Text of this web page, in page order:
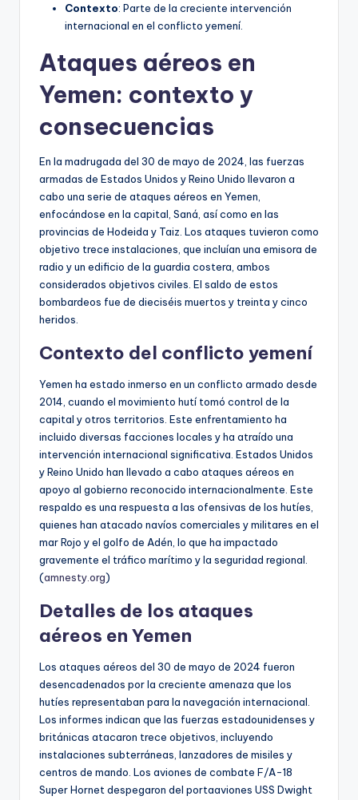
Contexto: Parte de la creciente intervención
internacional en el conflicto yemení.
Ataques aéreos en
Yemen: contexto y
consecuencias
En la madrugada del 30 de mayo de 2024, las fuerzas
armadas de Estados Unidos y Reino Unido llevaron a
cabo una serie de ataques aéreos en Yemen,
enfocándose en la capital, Saná, así como en las
provincias de Hodeida y Taiz. Los ataques tuvieron como
objetivo trece instalaciones, que incluían una emisora de
radio y un edificio de la guardia costera, ambos
considerados objetivos civiles. El saldo de estos
bombardeos fue de dieciséis muertos y treinta y cinco
heridos.
Contexto del conflicto yemení
Yemen ha estado inmerso en un conflicto armado desde
2014, cuando el movimiento hutí tomó control de la
capital y otros territorios. Este enfrentamiento ha
incluido diversas facciones locales y ha atraído una
intervención internacional significativa. Estados Unidos
y Reino Unido han llevado a cabo ataques aéreos en
apoyo al gobierno reconocido internacionalmente. Este
respaldo es una respuesta a las ofensivas de los hutíes,
quienes han atacado navíos comerciales y militares en el
mar Rojo y el golfo de Adén, lo que ha impactado
gravemente el tráfico marítimo y la seguridad regional.
(amnesty.org)
Detalles de los ataques
aéreos en Yemen
Los ataques aéreos del 30 de mayo de 2024 fueron
desencadenados por la creciente amenaza que los
hutíes representaban para la navegación internacional.
Los informes indican que las fuerzas estadounidenses y
británicas atacaron trece objetivos, incluyendo
instalaciones subterráneas, lanzadores de misiles y
centros de mando. Los aviones de combate F/A-18
Super Hornet despegaron del portaaviones USS Dwight